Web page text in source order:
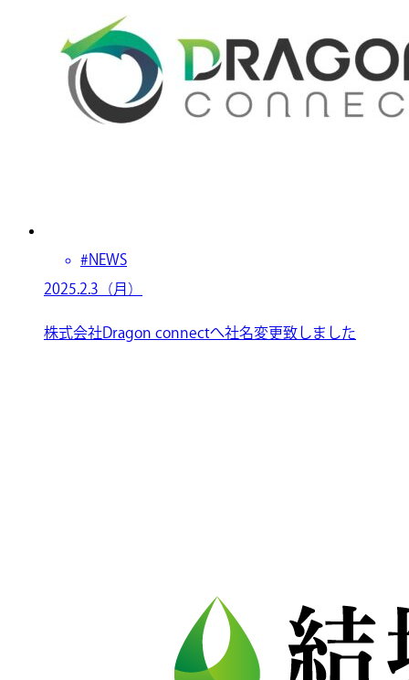
#NEWS
2025.2.3（月）
株式会社Dragon connectへ社名変更致しました